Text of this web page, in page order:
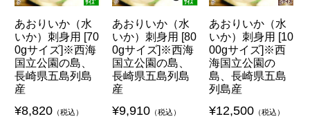
あおりいか（水
いか）刺身用 [70
0gサイズ]※西海
国立公園の島、
長崎県五島列島
産
¥8,820（税込）
あおりいか（水
いか）刺身用 [80
0gサイズ]※西海
国立公園の島、
長崎県五島列島
産
¥9,910（税込）
あおりいか（水
いか）刺身用 [10
00gサイズ]※西
海国立公園の
島、長崎県五島
列島産
¥12,500 （税込）